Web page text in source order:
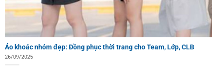
Áo khoác nhóm đẹp: Đồng phục thời trang cho Team, Lớp, CLB
26/09/2025